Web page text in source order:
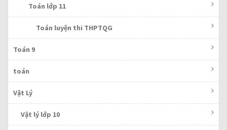
Toán lớp 11
Toán luyện thi THPTQG
Toán 9
toán
Vật Lý
Vật lý lớp 10